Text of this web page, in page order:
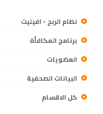
نظام الربح - افيليت
برنامج المكافأة
العضويات
البيانات الصحفية
كل الاقسام